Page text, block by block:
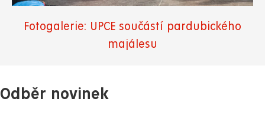
Fotogalerie: UPCE součástí pardubického
majálesu
Odběr novinek